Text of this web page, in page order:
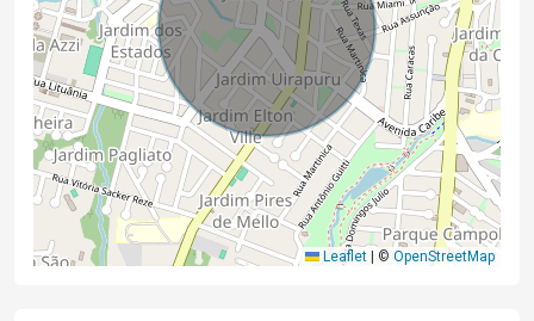
Leaflet | © OpenStreetMap